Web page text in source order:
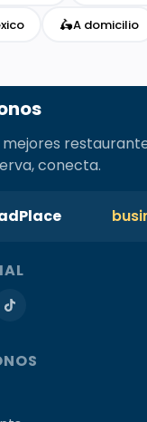
🛵A domicilio
mejores
conecta.